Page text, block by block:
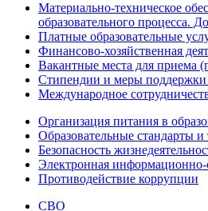
Материально-техническое
образовательного процесса.
Платные образовательные
Финансово-хозяйственная
Вакантные места для приема
Стипендии и меры
Международное
Организация питания в
Образовательные стандарты и
Безопасность
Электронная информационно-
Противодействие коррупции
СВО